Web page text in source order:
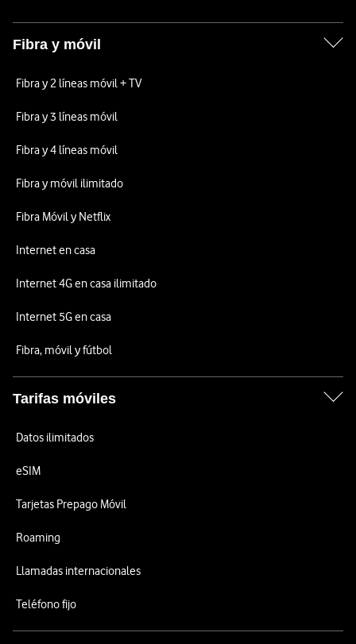
Fibra y móvil
Fibra y 2 líneas móvil + TV
Fibra y 3 líneas móvil
Fibra y 4 líneas móvil
Fibra y móvil ilimitado
Fibra Móvil y Netflix
Internet en casa
Internet 4G en casa ilimitado
Internet 5G en casa
Fibra, móvil y fútbol
Tarifas móviles
Datos ilimitados
eSIM
Tarjetas Prepago Móvil
Roaming
Llamadas internacionales
Teléfono fijo